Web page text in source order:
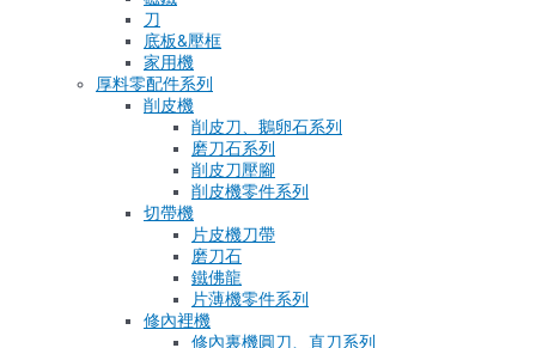
刀
底板&壓框
家用機
厚料零配件系列
削皮機
削皮刀、鵝卵石系列
磨刀石系列
削皮刀壓腳
削皮機零件系列
切帶機
片皮機刀帶
磨刀石
鐵佛龍
片薄機零件系列
修內裡機
修內裏機圓刀、直刀系列